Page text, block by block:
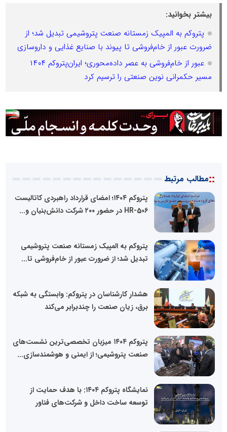
بیشتر بخوانید:
پتروکم به المپیک زمستانه صنعت پتروشیمی تبدیل شد؛ از
ضرورت عبور از خام‌فروشی تا پیوند با صنایع غذایی و داروسازی
عبور از خام‌فروشی به عصر داده‌محوری؛ ایران‌پتروکم ۱۴۰۴
مسیر حکمرانی نوین صنعتی را ترسیم کرد
::مطالب مرتبط
پتروکم ۱۴۰۴؛ امضای قرارداد راهبردی کاتالیست
HR-506 در حضور ۲۰۰ شرکت دانش‌بنیان و...
پتروکم به المپیک زمستانه صنعت پتروشیمی
تبدیل شد؛ از ضرورت عبور از خام‌فروشی تا...
هشدار کارشناسان در پتروکم: وابستگی به شبکه
برق، زیان صنعت را چندبرابر می‌کند
پتروکم ۱۴۰۴ میزبان تخصصی‌ترین نشست‌های
صنعت پتروشیمی؛ از ایمنی و هوشمندسازی...
نمایشگاه پتروکم ۱۴۰۴: با هدف حمایت از
توسعه ساخت داخل و شرکت‌های فناور